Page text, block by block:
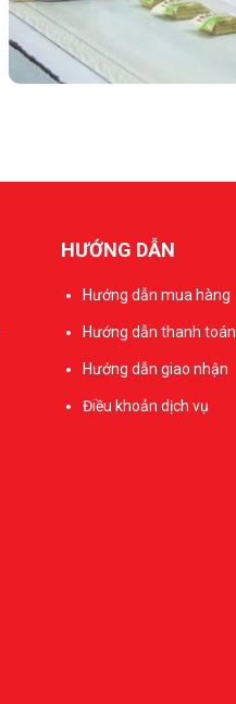
HƯỚNG DẪN
Hướng dẫn mua hàng
Hướng dẫn thanh toán
Hướng dẫn giao nhận
Điều khoản dịch vụ